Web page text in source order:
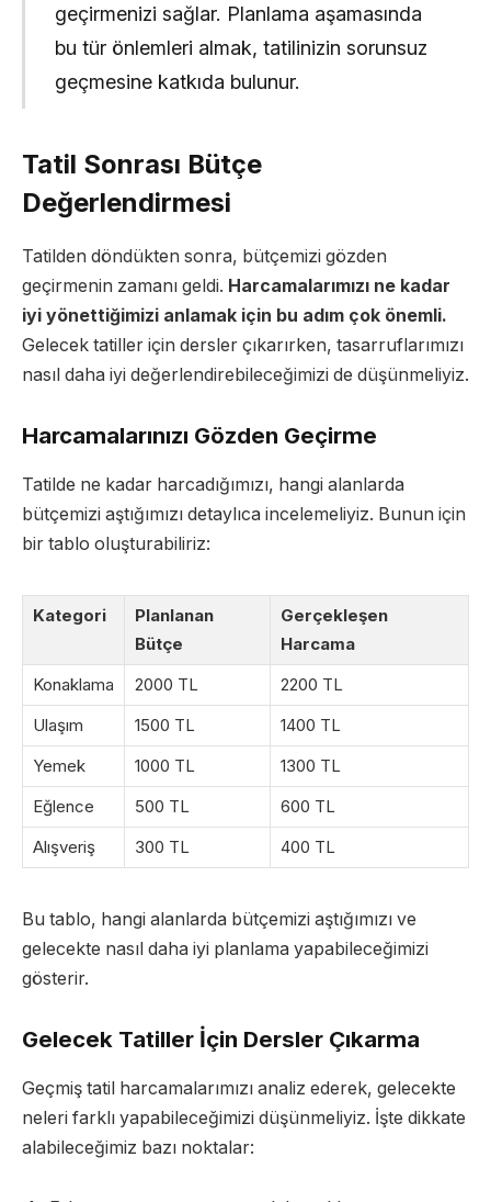
geçirmenizi sağlar. Planlama aşamasında
bu tür önlemleri almak, tatilinizin sorunsuz
geçmesine katkıda bulunur.
Tatil Sonrası Bütçe
Değerlendirmesi
Tatilden döndükten sonra, bütçemizi gözden
geçirmenin zamanı geldi. Harcamalarımızı ne kadar
iyi yönettiğimizi anlamak için bu adım çok önemli.
Gelecek tatiller için dersler çıkarırken, tasarruflarımızı
nasıl daha iyi değerlendirebileceğimizi de düşünmeliyiz.
Harcamalarınızı Gözden Geçirme
Tatilde ne kadar harcadığımızı, hangi alanlarda
bütçemizi aştığımızı detaylıca incelemeliyiz. Bunun için
bir tablo oluşturabiliriz:
Kategori
Planlanan
Bütçe
Gerçekleşen
Harcama
Konaklama
2000 TL
2200 TL
Ulaşım
1500 TL
1400 TL
Yemek
1000 TL
1300 TL
Eğlence
500 TL
600 TL
Alışveriş
300 TL 400 TL
Bu tablo, hangi alanlarda bütçemizi aştığımızı ve
gelecekte nasıl daha iyi planlama yapabileceğimizi
gösterir.
Gelecek Tatiller İçin Dersler Çıkarma
Geçmiş tatil harcamalarımızı analiz ederek, gelecekte
neleri farklı yapabileceğimizi düşünmeliyiz. İşte dikkate
alabileceğimiz bazı noktalar: